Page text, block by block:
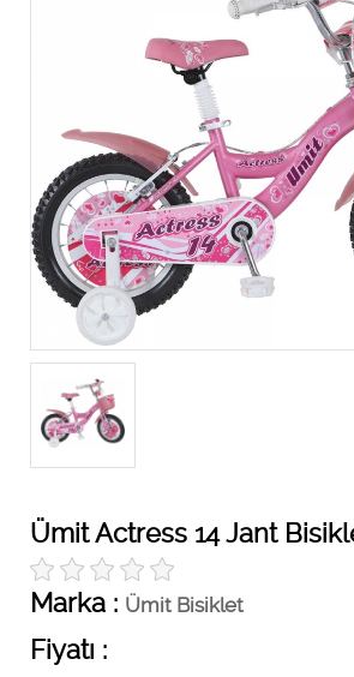
Ümit Actress 14 Jant
Marka : Ümit Bisiklet
Fiyatı :